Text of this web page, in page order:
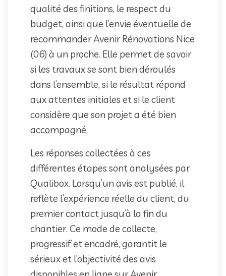
qualité des finitions, le respect du
budget, ainsi que l’envie éventuelle de
recommander Avenir Rénovations Nice
(06) à un proche. Elle permet de savoir
si les travaux se sont bien déroulés
dans l’ensemble, si le résultat répond
aux attentes initiales et si le client
considère que son projet a été bien
accompagné.
Les réponses collectées à ces
différentes étapes sont analysées par
Qualibox. Lorsqu’un avis est publié, il
reflète l’expérience réelle du client, du
premier contact jusqu’à la fin du
chantier. Ce mode de collecte,
progressif et encadré, garantit le
sérieux et l’objectivité des avis